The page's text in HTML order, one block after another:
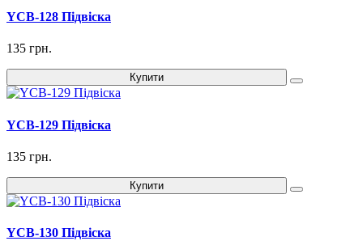
YCB-128 Підвіска
135 грн.
Купити
YCB-129 Підвіска
135 грн.
Купити
YCB-130 Підвіска